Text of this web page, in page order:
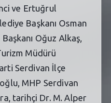
ve Ertuğrul
Başkanı Osman
Oğuz Alkaş,
Müdürü
Serdivan İlçe
MHP Serdivan
tarihçi Dr. M. Alper